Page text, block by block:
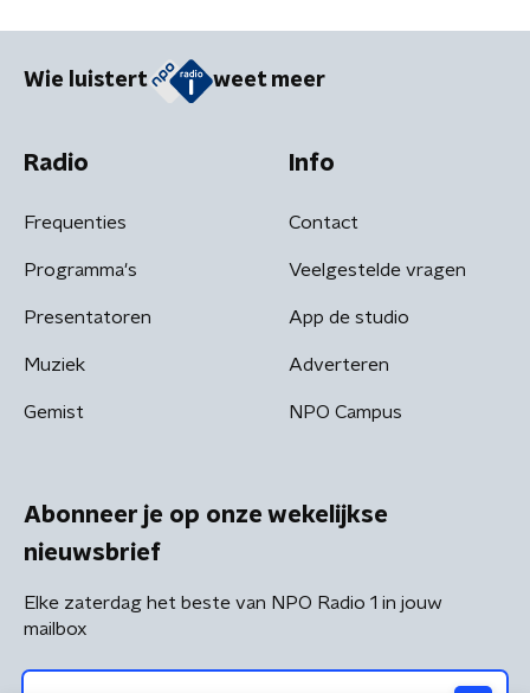
Wie luistert weet meer
Radio
Frequenties
Programma's
Presentatoren
Muziek
Gemist
Info
Contact
Veelgestelde vragen
App de studio
Adverteren
NPO Campus
Abonneer je op onze wekelijkse
nieuwsbrief
Elke zaterdag het beste van NPO Radio 1 in jouw
mailbox